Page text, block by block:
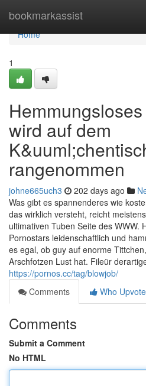
bookmarkassist
Home
Home
1
wird auf dem
rangenommen
johne665uch3 202 days ago
Was gibt es spannenderes wie
das wirklich versteht, reicht
ultimativen Tuben Seite des WWW.
Pornostars leidenschaftlich und
es egal, ob guy auf enorme
Arschfotzen Lust hat. Fileür
https://pornos.cc/tag/blowjob/
Comments
Who
Comments
Submit a Comment
No HTML